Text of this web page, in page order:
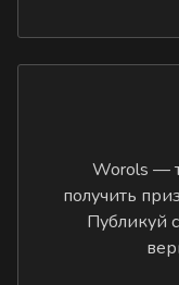
Worols —
получить
Публикуй